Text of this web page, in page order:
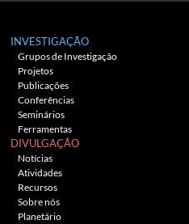
INVESTIGAÇÃO
Grupos de Investigação
Projetos
Publicações
Conferências
Seminários
Ferramentas
DIVULGAÇÃO
Notícias
Atividades
Recursos
Sobre nós
Planetário